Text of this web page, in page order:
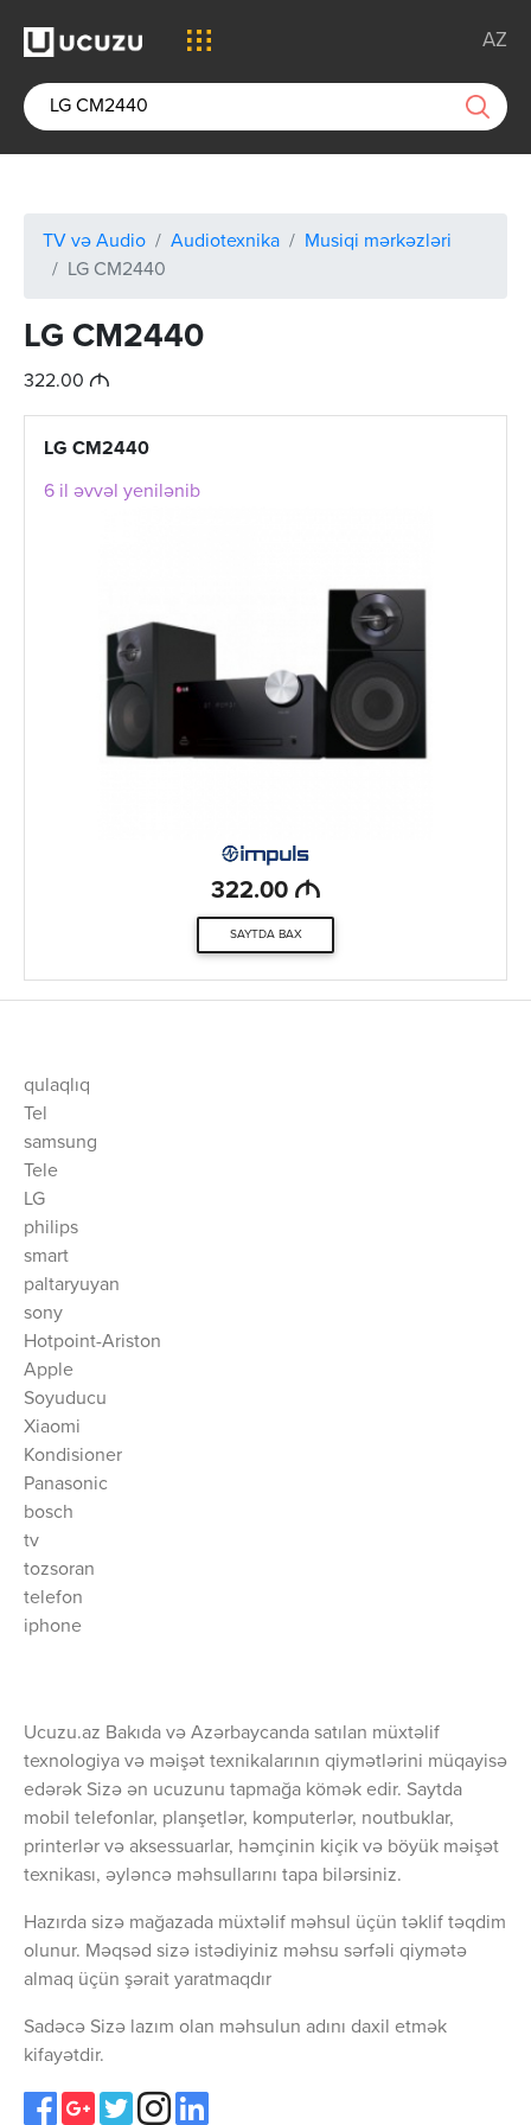
AZ
TV və Audio Audiotexnika
Musiqi mərkəzləri
LG CM2440
LG CM2440
322.00 M
LG CM2440
6 il əvvəl yenilənib
322.00 M
SAYTDA BAX
qulaqlıq
Tel
samsung
Tele
LG
philips
smart
paltaryuyan
sony
Hotpoint-Ariston
Apple
Soyuducu
Xiaomi
Kondisioner
Panasonic
bosch
tv
tozsoran
telefon
iphone
Ucuzu.az Bakıda və Azərbaycanda satılan müxtəlif
texnologiya və məişət texnikalarının qiymətlərini müqayisə
edərək Sizə ən ucuzunu tapmağa kömək edir. Saytda
mobil telefonlar, planşetlər, komputerlər, noutbuklar,
printerlər və aksessuarlar, həmçinin kiçik və böyük məişət
texnikası, əyləncə məhsullarını tapa bilərsiniz.
Hazırda sizə mağazada müxtəlif məhsul üçün təklif təqdim
olunur. Məqsəd sizə istədiyiniz məhsu sərfəli qiymətə
almaq üçün şərait yaratmaqdır
Sadəcə Sizə lazım olan məhsulun adını daxil etmək
kifayətdir.